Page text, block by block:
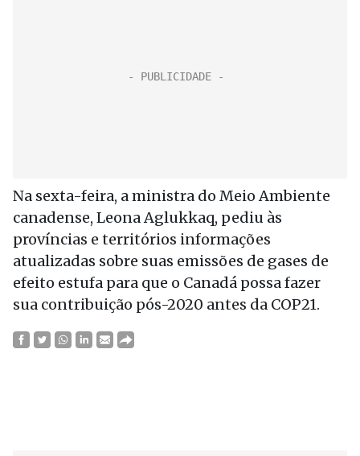
Na sexta-feira, a ministra do Meio Ambiente
canadense, Leona Aglukkaq, pediu às
províncias e territórios informações
atualizadas sobre suas emissões de gases de
efeito estufa para que o Canadá possa fazer
sua contribuição pós-2020 antes da COP21.